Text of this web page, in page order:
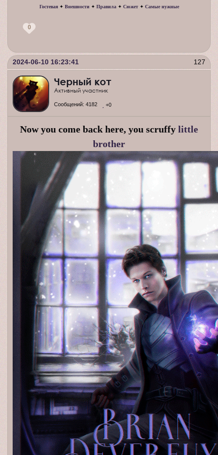
Гостевая✦ Внешности✦ Правила✦ Сюжет✦ Самые нужные
0
127
2024-06-10 16:23:41
Черный кот
Активный участник
Сообщений: 4182 +0
Now you come back here, you scruffy little
brother